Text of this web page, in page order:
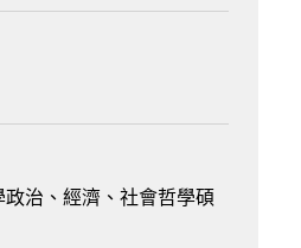
治、經濟、社會哲學碩